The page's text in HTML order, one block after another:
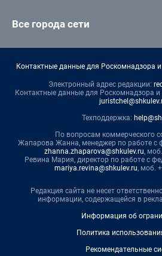
Все города сети
Контактные данные для Роскомнадзора
Электронный адрес редакции:
Контактные данные для Роскомнадзора и
Техподдержка:
По вопросам коммерческого
Жапарова Жанна, менеджер по работе с
zhanna.zhaparova@shkulev.ru,
Ревина Мария, директор по работе с
mariya.revina@shkulev.ru, моб.
Редакция сайта не несет
информации, содержащейся в
Информация об
Политика
Рекомендательные